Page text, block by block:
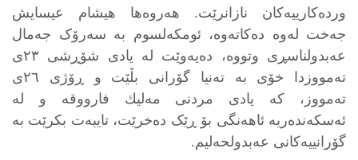
وردەکارییەکان نازانرێت. هەروەها هیشام عیسایش
جەخت لەوە دەکاتەوە، ئومکەلسوم بە سەرۆک جەمال
عەبدولناسڕی وتووە، دەیەوێت لە یادی شۆڕشی ٢٣ی
تەمووزدا خۆی بە تەنیا گۆرانی بڵێت و ڕۆژی ٢٦ی
تەمووز، کە یادی مردنی مەلیك فارووقە و لە
ئەسکەندەریە ئاهەنگی بۆ ڕێک دەخرێت، تایبەت بکرێت بە
گۆرانییەکانی عەبدولحەلیم.